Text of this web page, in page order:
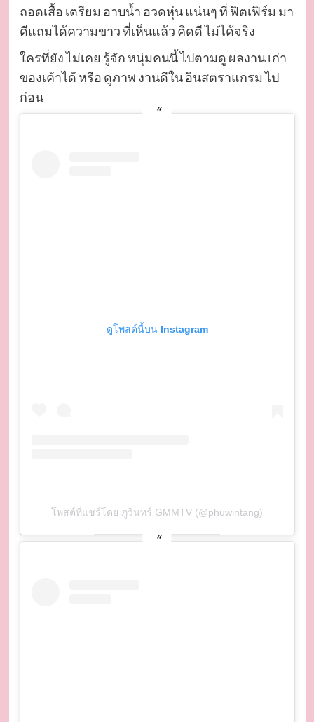
ถอดเสื้อ เตรียม อาบน้ำ อวดหุ่น แน่นๆ ที่ ฟิตเฟิร์ม มา
ดีแถมได้ความขาว ที่เห็นแล้ว คิดดี ไม่ได้จริง
ใครที่ยัง ไม่เคย รู้จัก หนุ่มคนนี้ ไปตามดู ผลงาน เก่า
ของเค้าได้ หรือ ดูภาพ งานดีใน อินสตราแกรม ไป
ก่อน
ดูโพสต์นี้บน Instagram
โพสต์ที่แชร์โดย ภูวินทร์ GMMTV (@phuwintang)